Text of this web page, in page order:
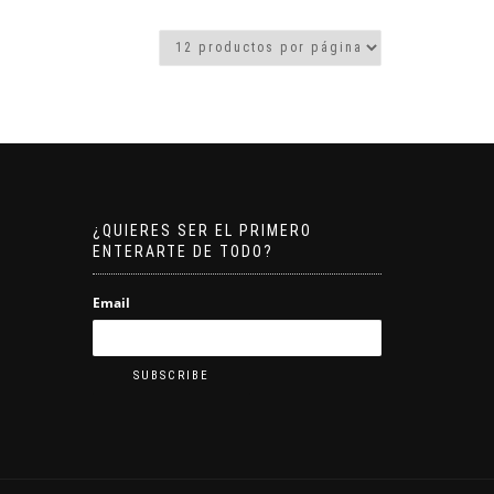
¿QUIERES SER EL PRIMERO
ENTERARTE DE TODO?
Email